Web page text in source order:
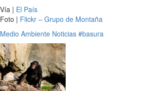
Vía | El País
Foto | Flickr – Grupo de Montaña
Medio Ambiente Noticias #basura